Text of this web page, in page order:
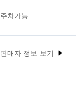
주차가능
판매자 정보 보기